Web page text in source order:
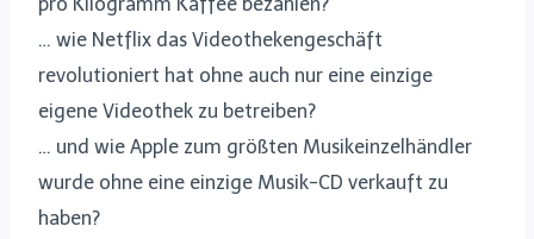
… wie Netflix das Videothekengeschäft
revolutioniert hat ohne auch nur eine einzige
eigene Videothek zu betreiben?
… und wie Apple zum größten Musikeinzelhändler
wurde ohne eine einzige Musik-CD verkauft zu
haben?